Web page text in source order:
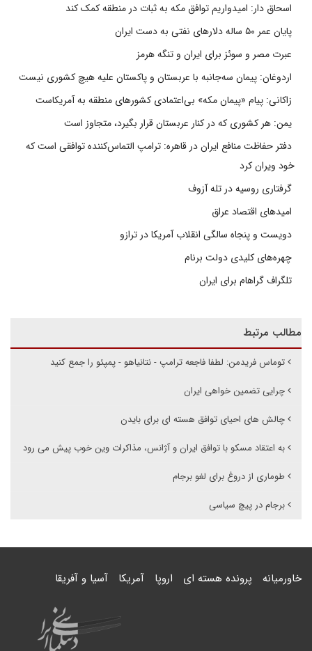
اسحاق دار: امیدواریم توافق مکه به ثبات در منطقه کمک کند
پایان عمر ۵۰ ساله دلارهای نفتی به دست ایران
عبرت مصر و سوئز برای ایران و تنگه هرمز
اردوغان: پیمان سه‌جانبه با عربستان و پاکستان علیه هیچ کشوری نیست
زاکانی: پیام «پیمان مکه» بی‌اعتمادی کشورهای منطقه به آمریکاست
یمن: هر کشوری که در کنار عربستان قرار بگیرد، متجاوز است
دفتر حفاظت منافع ایران در قاهره: ترامپ التماس‌کننده توافقی است که
خود ویران کرد
گرفتاری روسیه در تله آزوف
امیدهای اقتصاد عراق
دویست و پنجاه سالگی انقلاب آمریکا در ترازو
چهره‌های کلیدی دولت برنام
تلگراف گراهام برای ایران
مطالب مرتبط
توماس فریدمن: لطفا فاجعه ترامپ - نتانیاهو - پمپئو را جمع کنید
چرایی تضمین خواهی ایران
چالش های احیای توافق هسته ای برای بایدن
به اعتقاد مسکو با توافق ایران و آژانس، مذاکرات وین خوب پیش می رود
طوماری از دروغ برای لغو برجام
برجام در پیچ سیاسى
خاورمیانه پرونده هسته ای اروپا آمریکا آسیا و آفریقا